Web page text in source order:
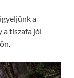
a
a tiszafa jól